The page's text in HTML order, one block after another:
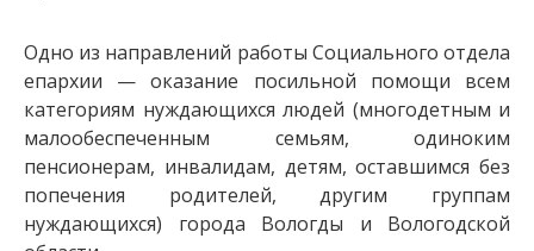
Одно из направлений работы Социального отдела
епархии — оказание посильной помощи всем
категориям нуждающихся людей (многодетным и
малообеспеченным семьям, одиноким
пенсионерам, инвалидам, детям, оставшимся без
попечения родителей, другим группам
нуждающихся) города Вологды и Вологодской